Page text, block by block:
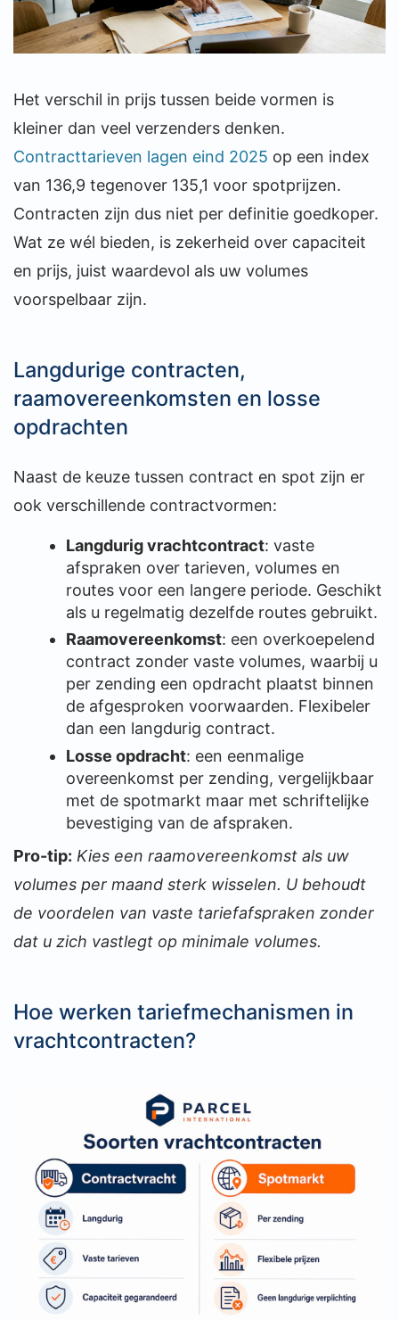
Het verschil in prijs tussen beide vormen is
kleiner dan veel verzenders denken.
Contracttarieven lagen eind 2025 op een index
van 136,9 tegenover 135,1 voor spotprijzen.
Contracten zijn dus niet per definitie goedkoper.
Wat ze wél bieden, is zekerheid over capaciteit
en prijs, juist waardevol als uw volumes
voorspelbaar zijn.
Langdurige contracten,
raamovereenkomsten en losse
opdrachten
Naast de keuze tussen contract en spot zijn er
ook verschillende contractvormen:
Langdurig vrachtcontract: vaste
afspraken over tarieven, volumes en
routes voor een langere periode. Geschikt
als u regelmatig dezelfde routes gebruikt.
Raamovereenkomst: een overkoepelend
contract zonder vaste volumes, waarbij u
per zending een opdracht plaatst binnen
de afgesproken voorwaarden. Flexibeler
dan een langdurig contract.
Losse opdracht: een eenmalige
overeenkomst per zending, vergelijkbaar
met de spotmarkt maar met schriftelijke
bevestiging van de afspraken.
Pro-tip: Kies een raamovereenkomst als uw
volumes per maand sterk wisselen. U behoudt
de voordelen van vaste tariefafspraken zonder
dat u zich vastlegt op minimale volumes.
Hoe werken tariefmechanismen in
vrachtcontracten?